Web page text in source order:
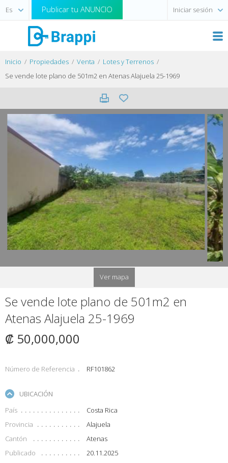
Publicar tu ANUNCIO Iniciar sesión
Inicio Propiedades Venta
Lotes y Terrenos
Se vende lote plano de 501m2 en Atenas Alajuela 25-1969
Ver mapa
Se vende lote plano de 501m2 en
Atenas Alajuela 25-1969
₡ 50,000,000
Número de Referencia RF101862
UBICACIÓN
País
Costa Rica
Provincia
Alajuela
Cantón
Atenas
Publicado
20.11.2025